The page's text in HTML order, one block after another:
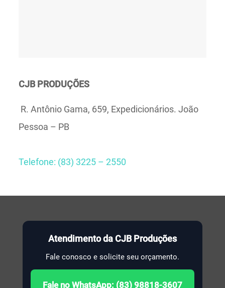
CJB PRODUÇÕES
R. Antônio Gama, 659, Expedicionários. João
Pessoa – PB
Telefone: (83) 3225 – 2550
Atendimento da CJB Produções
Fale conosco e solicite seu orçamento.
Fale no WhatsApp: (83) 98818-3607